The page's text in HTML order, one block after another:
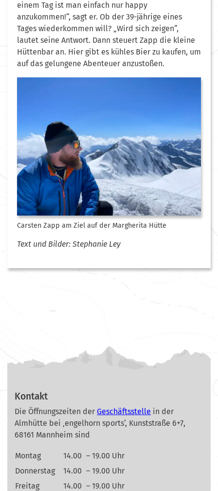
einem Tag ist man einfach nur happy
anzukommen!“, sagt er. Ob der 39-jährige eines
Tages wiederkommen will? „Wird sich zeigen“,
lautet seine Antwort. Dann steuert Zapp die kleine
Hüttenbar an. Hier gibt es kühles Bier zu kaufen, um
auf das gelungene Abenteuer anzustoßen.
Carsten Zapp am Ziel auf der Margherita Hütte
Text und Bilder: Stephanie Ley
Kontakt
Die Öffnungszeiten der Geschäftsstelle in der
Almhütte bei ‚engelhorn sports‘, Kunststraße 6+7,
68161 Mannheim sind
Montag 14.00 – 19.00 Uhr
Donnerstag
14.00 – 19.00 Uhr
Freitag
14.00 – 19.00 Uhr